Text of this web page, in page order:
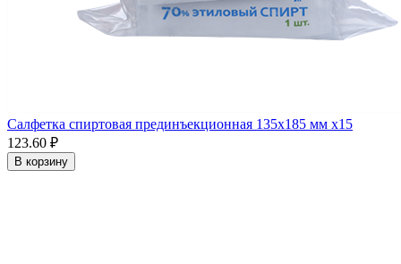
Салфетка спиртовая прединъекционная 135х185 мм x15
123.60 ₽
В корзину